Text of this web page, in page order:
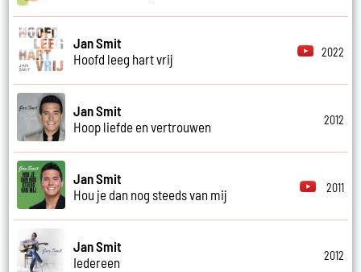
Jan Smit
Hoofd leeg hart vrij
2022
Jan Smit
Hoop liefde en vertrouwen
2012
Jan Smit
Hou je dan nog steeds van mij
2011
Jan Smit
Iedereen
2012